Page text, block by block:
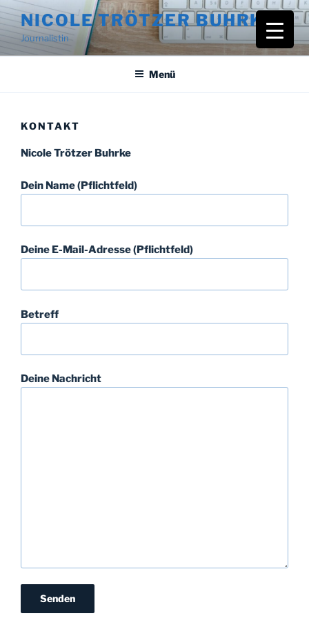
Zum
Inhalt
springen
NICOLE TRÖTZER BUHRKE
Journalistin
Menü
KONTAKT
Nicole Trötzer Buhrke
Dein Name (Pflichtfeld)
Deine E-Mail-Adresse (Pflichtfeld)
Betreff
Deine Nachricht